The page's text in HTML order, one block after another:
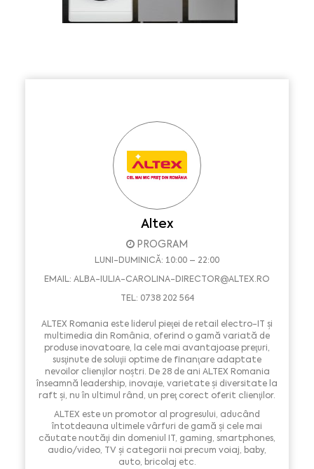
Altex
PROGRAM
LUNI-DUMINICĂ: 10:00 – 22:00
EMAIL: ALBA-IULIA-CAROLINA-DIRECTOR@ALTEX.RO
TEL: 0738 202 564
ALTEX Romania este liderul pieţei de retail electro-IT şi
multimedia din România, oferind o gamă variată de
produse inovatoare, la cele mai avantajoase preţuri,
susţinute de soluţii optime de finanţare adaptate
nevoilor clienţilor noştri. De 28 de ani ALTEX Romania
înseamnă leadership, inovaţie, varietate şi diversitate la
raft şi, nu în ultimul rând, un preţ corect oferit clienţilor.
ALTEX este un promotor al progresului, aducând
întotdeauna ultimele vârfuri de gamă şi cele mai
căutate noutăţi din domeniul IT, gaming, smartphones,
audio/video, TV şi categorii noi precum voiaj, baby,
auto, bricolaj etc.